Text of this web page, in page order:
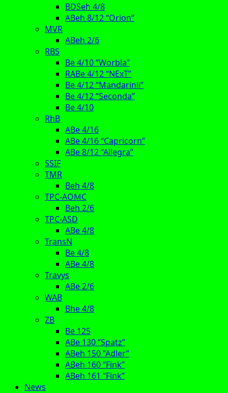
BDSeh 4/8
ABeh 8/12 “Orion”
MVR
ABeh 2/6
RBS
Be 4/10 “Worbla”
RABe 4/12 “NExT”
Be 4/12 “Mandarinli”
Be 4/12 “Seconda”
Be 4/10
RhB
ABe 4/16
ABe 4/16 “Capricorn”
ABe 8/12 “Allegra”
SSIF
TMR
Beh 4/8
TPC-AOMC
Beh 2/6
TPC-ASD
ABe 4/8
TransN
Be 4/8
ABe 4/8
Travys
ABe 2/6
WAB
Bhe 4/8
ZB
Be 125
ABe 130 “Spatz”
ABeh 150 “Adler”
ABeh 160 “Fink”
ABeh 161 “Fink”
News